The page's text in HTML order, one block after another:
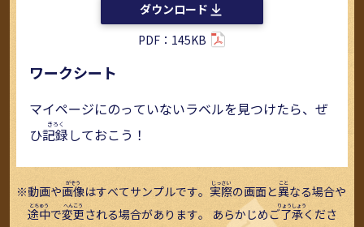
ダウンロード
PDF：145KB
ワークシート
マイページにのっていないラベルを見つけたら、ぜ
ひ記録しておこう！
動画や画像はすべてサンプルです。 実際の画面と異なる場合や
途中で変更される場合があります。 あらかじめご了承くださ